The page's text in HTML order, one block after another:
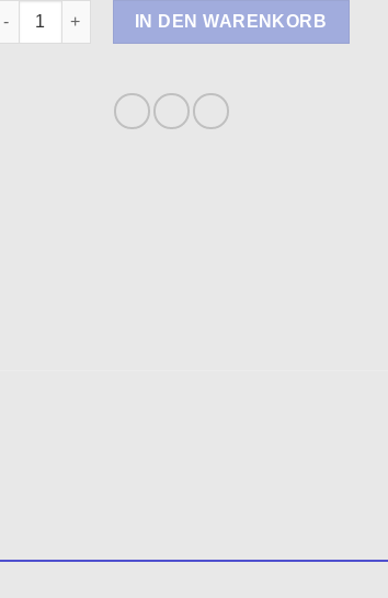
trenchcoat damen kurz Menge
IN DEN WARENKORB